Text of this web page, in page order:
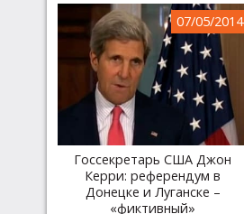
07/05/2014
Госсекретарь США Джон
Керри: референдум в
Донецке и Луганске –
«фиктивный»